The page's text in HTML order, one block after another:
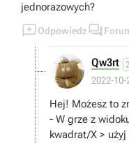
jednorazowych?
Odpowiedz 
Qw3rt
2022-
Hej! Możesz to
- W grze z
kwadrat/X >